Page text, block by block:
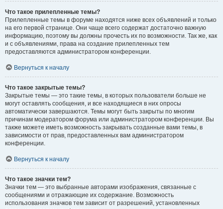
Что такое прилепленные темы?
Прилепленные темы в форуме находятся ниже всех объявлений и только
на его первой странице. Они чаще всего содержат достаточно важную
информацию, поэтому вы должны прочесть их по возможности. Так же, как
и с объявлениями, права на создание прилепленных тем
предоставляются администратором конференции.
Вернуться к началу
Что такое закрытые темы?
Закрытые темы — это такие темы, в которых пользователи больше не
могут оставлять сообщения, и все находящиеся в них опросы
автоматически завершаются. Темы могут быть закрыты по многим
причинам модератором форума или администратором конференции. Вы
также можете иметь возможность закрывать созданные вами темы, в
зависимости от прав, предоставленных вам администратором
конференции.
Вернуться к началу
Что такое значки тем?
Значки тем — это выбранные авторами изображения, связанные с
сообщениями и отражающие их содержание. Возможность
использования значков тем зависит от разрешений, установленных